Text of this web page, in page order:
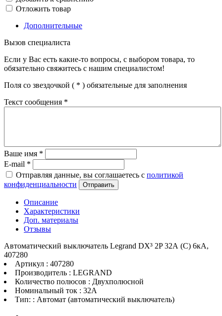
Отложить товар
Дополнительные
Вызов специалиста
Если у Вас есть какие-то вопросы, с выбором товара, то
обязательно свяжитесь с нашим специалистом!
Поля со звездочкой ( * ) обязательные для заполнения
Текст сообщения *
Ваше имя *
E-mail *
Отправляя данные, вы соглашаетесь с политикой
конфиденциальности
Отправить
Описание
Характеристики
Доп. материалы
Отзывы
Автоматический выключатель Legrand DX³ 2P 32А (C) 6кА,
407280
Артикул : 407280
Производитель : LEGRAND
Количество полюсов : Двухполюсной
Номинальный ток : 32A
Тип: : Автомат (автоматический выключатель)